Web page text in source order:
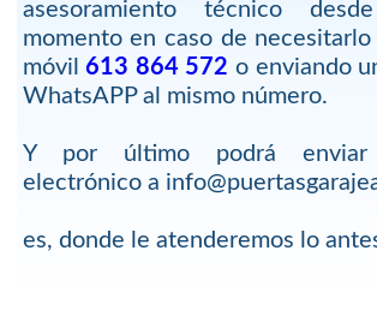
asesoramiento técnico
momento en caso de
móvil613 864 572 o enviando
WhatsAPP al mismo número.
Y por último podrá
electrónico a
es, donde le atenderemos lo